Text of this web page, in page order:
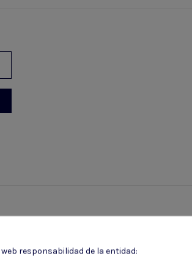
responsabilidad de la entidad: